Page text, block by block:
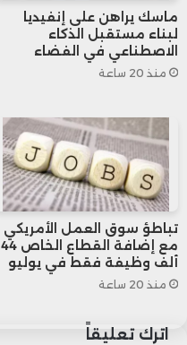
ماسك يراهن على إنفيديا
لبناء مستقبل الذكاء
الاصطناعي في الفضاء
منذ 20 ساعة
تباطؤ سوق العمل الأمريكي
مع إضافة القطاع الخاص 44
ألف وظيفة فقط في يوليو
منذ 20 ساعة
اترك تعليقاً